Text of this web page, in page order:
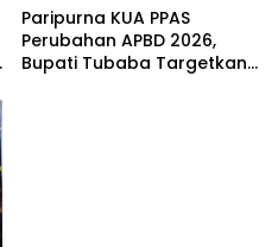
Paripurna KUA PPAS
Perubahan APBD 2026,
Bupati Tubaba Targetkan